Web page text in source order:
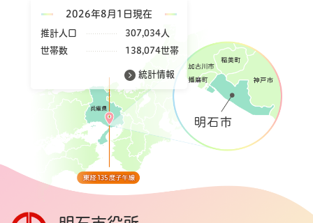
2026年8月1日現在
推計人口
307,034人
世帯数
138,074世帯
統計情報